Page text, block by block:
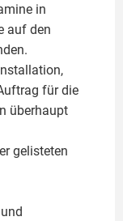
in
auf den
für die
überhaupt
gelisteten